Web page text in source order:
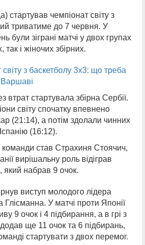
чемпіонат світу з
триватиме до 7 червня. У
були зіграні матчі у двох групах
так і жіночих збірних.
з баскетболу 3х3: що треба
Варшаві
втрат стартувала збірна Сербії.
світу спочатку впевнено
(21:14), а потім здолали чинних
(16:12).
команди став Страхиня Стоячич,
вирішальну роль відіграв
набрав 9 очок.
виступ молодого лідера
Глісманна. У матчі проти Японії
9 очок і 4 підбирання, а в грі з
ще 11 очок та 6 підбирань,
стартувати з двох перемог.